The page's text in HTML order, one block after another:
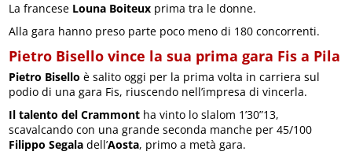
La francese Louna Boiteux prima tra le donne.
Alla gara hanno preso parte poco meno di 180 concorrenti.
Pietro Bisello vince la sua prima gara Fis a Pila
Pietro Bisello è salito oggi per la prima volta in carriera sul
podio di una gara Fis, riuscendo nell’impresa di vincerla.
Il talento del Crammont ha vinto lo slalom 1’30”13,
scavalcando con una grande seconda manche per 45/100
Filippo Segala dell’Aosta, primo a metà gara.